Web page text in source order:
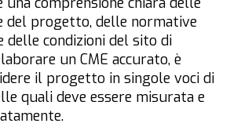
del progetto, delle normative
delle condizioni del sito di
un CME accurato, è
il progetto in singole voci di
quali deve essere misurata e